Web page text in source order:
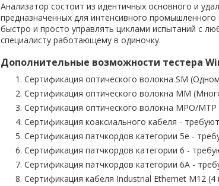
Анализатор состоит из идентичных основного и
предназначенных для интенсивного
быстро и просто управлять циклами испытаний с
специалисту работающему в одиночку.
Дополнительные возможности тестера
Сертификация оптического волокна SM
Сертификация оптического волокна MM
Сертификация оптического волокна MPO/
Сертификация коаксиального кабеля -
Сертификация патчкордов категории 5e -
Сертификация патчкордов категории 6 -
Сертификация патчкордов категории 6A -
Сертификация кабеля Industrial Ethernet M12 (4